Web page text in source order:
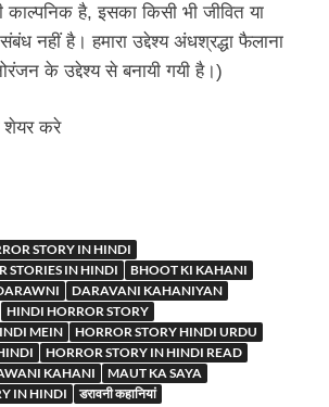
काल्पनिक है, इसका किसी भी जीवित या
नहीं है। हमारा उद्देश्य अंधश्रद्धा फैलाना
के उद्देश्य से बनायी गयी है।)
शेयर करे
STORY IN HINDI
STORIES IN HINDI
BHOOT KI KAHANI
DARAVANI KAHANIYAN
HINDI HORROR STORY
MEIN
HORROR STORY HINDI URDU
HORROR STORY IN HINDI READ
KAHANI
MAUT KA SAYA
IN HINDI
डरावनी कहानियां